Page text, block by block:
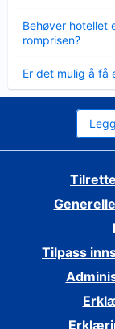
Behøver hotellet
romprisen?
mindre
Er det mulig å få
mindre
Tilpass